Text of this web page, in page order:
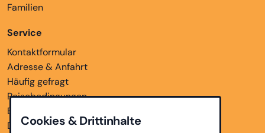
Familien
Service
Kontaktformular
Adresse & Anfahrt
Häufig gefragt
Reisebedingungen
Bankverbindungen
Downloads
Cookies & Drittinhalte